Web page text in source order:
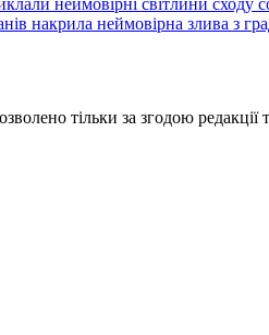
неймовірні світлини сходу
накрила неймовірна злива з
тільки за згодою